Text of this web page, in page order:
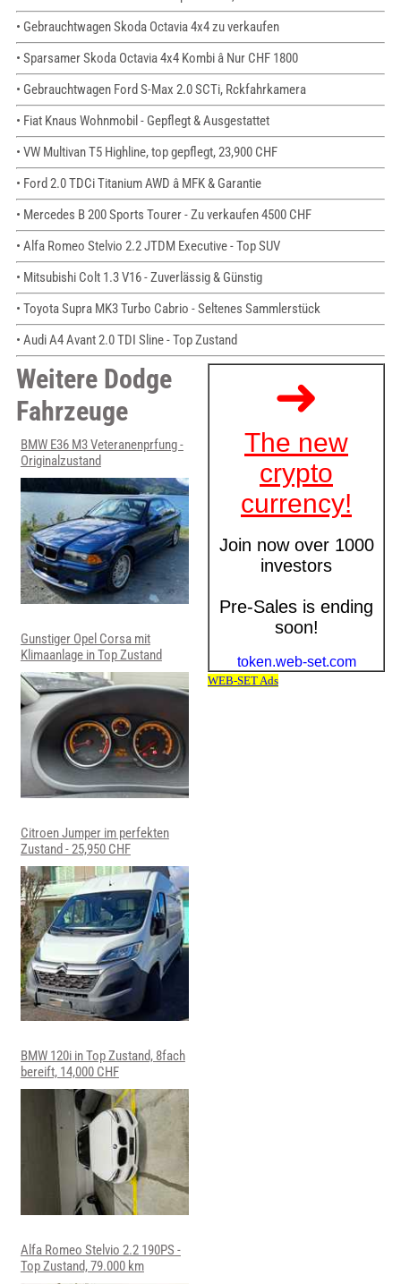
• Gebrauchtwagen Skoda Octavia 4x4 zu verkaufen
• Sparsamer Skoda Octavia 4x4 Kombi â Nur CHF 1800
• Gebrauchtwagen Ford S-Max 2.0 SCTi, Rckfahrkamera
• Fiat Knaus Wohnmobil - Gepflegt & Ausgestattet
• VW Multivan T5 Highline, top gepflegt, 23,900 CHF
• Ford 2.0 TDCi Titanium AWD â MFK & Garantie
• Mercedes B 200 Sports Tourer - Zu verkaufen 4500 CHF
• Alfa Romeo Stelvio 2.2 JTDM Executive - Top SUV
• Mitsubishi Colt 1.3 V16 - Zuverlässig & Günstig
• Toyota Supra MK3 Turbo Cabrio - Seltenes Sammlerstück
• Audi A4 Avant 2.0 TDI Sline - Top Zustand
Weitere Dodge
Fahrzeuge
BMW E36 M3 Veteranenprfung -
Originalzustand
Gunstiger Opel Corsa mit
Klimaanlage in Top Zustand
Citroen Jumper im perfekten
Zustand - 25,950 CHF
BMW 120i in Top Zustand, 8fach
bereift, 14,000 CHF
Alfa Romeo Stelvio 2.2 190PS -
Top Zustand, 79.000 km